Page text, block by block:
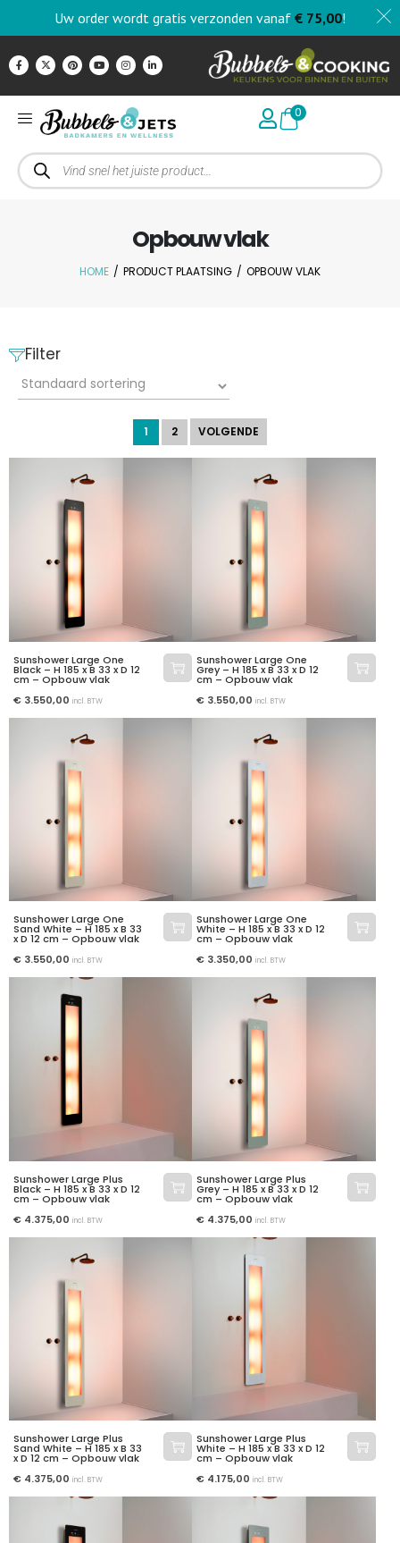
Uw order wordt gratis verzonden vanaf € 75,00!
0
Opbouw vlak
HOME / PRODUCT PLAATSING / OPBOUW VLAK
Filter
1 2 VOLGENDE
Sunshower Large One
Black – H 185 x B 33 x D 12
cm – Opbouw vlak
€ 3.550,00 incl. BTW
Sunshower Large One
Grey – H 185 x B 33 x D 12
cm – Opbouw vlak
€ 3.550,00 incl. BTW
Sunshower Large One
Sand White – H 185 x B 33
x D 12 cm – Opbouw vlak
€ 3.550,00 incl. BTW
Sunshower Large One
White – H 185 x B 33 x D 12
cm – Opbouw vlak
€ 3.350,00 incl. BTW
Sunshower Large Plus
Black – H 185 x B 33 x D 12
cm – Opbouw vlak
€ 4.375,00 incl. BTW
Sunshower Large Plus
Grey – H 185 x B 33 x D 12
cm – Opbouw vlak
€ 4.375,00 incl. BTW
Sunshower Large Plus
Sand White – H 185 x B 33
x D 12 cm – Opbouw vlak
€ 4.375,00 incl. BTW
Sunshower Large Plus
White – H 185 x B 33 x D 12
cm – Opbouw vlak
€ 4.175,00 incl. BTW